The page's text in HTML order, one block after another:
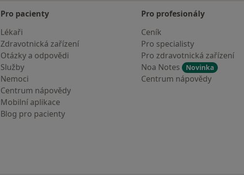
Pro pacienty
Lékaři
Zdravotnická zařízení
Otázky a odpovědi
Služby
Nemoci
Centrum nápovědy
Mobilní aplikace
Blog pro pacienty
Pro profesionály
Ceník
Pro specialisty
Pro zdravotnická zařízení
Noa Notes
Novinka
Centrum nápovědy